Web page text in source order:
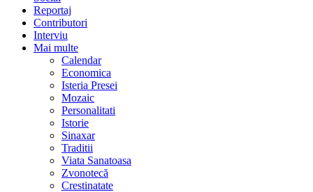
Reportaj
Contributori
Interviu
Mai multe
Calendar
Economica
Isteria Presei
Mozaic
Personalitati
Istorie
Sinaxar
Traditii
Viata Sanatoasa
Zvonotecă
Crestinatate